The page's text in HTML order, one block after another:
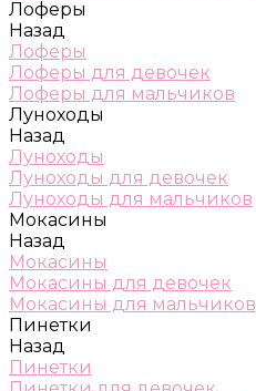
Лоферы
Назад
Лоферы
Лоферы для девочек
Лоферы для мальчиков
Луноходы
Назад
Луноходы
Луноходы для девочек
Луноходы для мальчиков
Мокасины
Назад
Мокасины
Мокасины для девочек
Мокасины для мальчиков
Пинетки
Назад
Пинетки